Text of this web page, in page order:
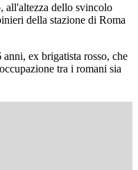
all'altezza dello svincolo
della stazione di Roma
ex brigatista rosso, che
tra i romani sia